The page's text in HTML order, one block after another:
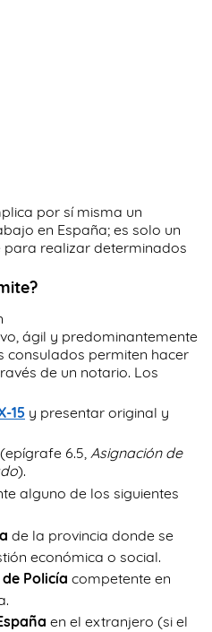
por sí misma un
en España; es solo un
realizar determinados
ágil y predominantemente
consulados permiten hacer
de un notario. Los
15 y presentar original y
(epígrafe 6.5, Asignación de
).
alguno de los siguientes
de la provincia donde se
económica o social.
Policía competente en
en el extranjero (si el